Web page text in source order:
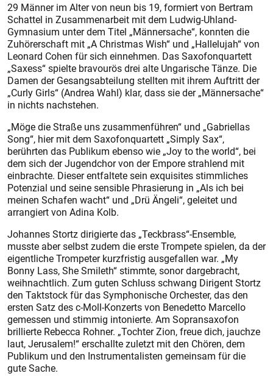
29 Männer im Alter von neun bis 19, formiert von Bertram
Schattel in Zusammenarbeit mit dem Ludwig-Uhland-
Gymnasium unter dem Titel „Männersache“, konnten die
Zuhörerschaft mit „A Christmas Wish“ und „Hallelujah“ von
Leonard Cohen für sich einnehmen. Das Saxofonquartett
„Saxess“ spielte bravourös drei alte Ungarische Tänze. Die
Damen der Gesangsabteilung stellten mit ihrem Auftritt der
„Curly Girls“ (Andrea Wahl) klar, dass sie der „Männersache“
in nichts nachstehen.
„Möge die Straße uns zusammenführen“ und „Gabriellas
Song“, hier mit dem Saxofonquartett „Simply Sax“,
berührten das Publikum ebenso wie „Joy to the world“, bei
dem sich der Jugendchor von der Empore strahlend mit
einbrachte. Dieser entfaltete sein exquisites stimmliches
Potenzial und seine sensible Phrasierung in „Als ich bei
meinen Schafen wacht“ und „Drü Ängeli“, geleitet und
arrangiert von Adina Kolb.
Johannes Stortz dirigierte das „Teckbrass“-Ensemble,
musste aber selbst zudem die erste Trompete spielen, da der
eigentliche Trompeter kurzfristig ausgefallen war. „My
Bonny Lass, She Smileth“ stimmte, sonor dargebracht,
weihnachtlich. Zum guten Schluss schwang Dirigent Stortz
den Taktstock für das Symphonische Orchester, das den
ersten Satz des c-Moll-Konzerts von Benedetto Marcello
gemessen und stimmig intonierte. Am Sopransaxofon
brillierte Rebecca Rohner. „Tochter Zion, freue dich, jauchze
laut, Jerusalem!“ erschallte zuletzt mit den Chören, dem
Publikum und den Instrumentalisten gemeinsam für die
gute Sache.